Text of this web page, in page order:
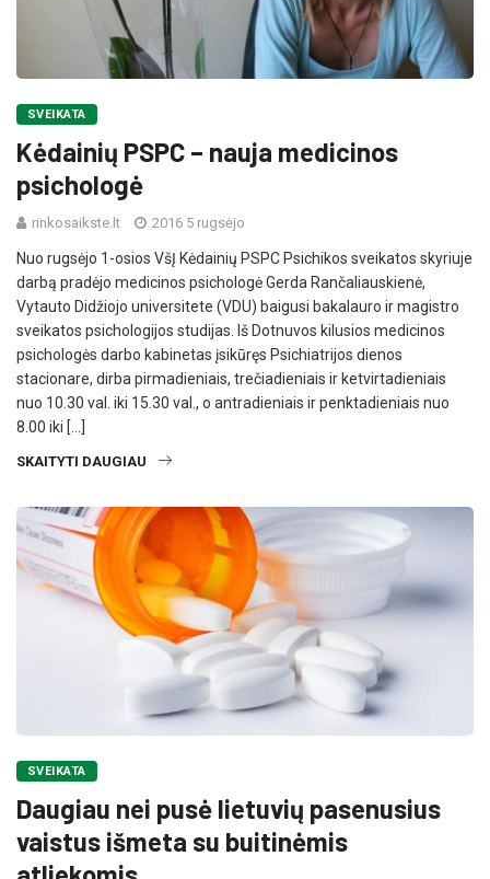
SVEIKATA
Kėdainių PSPC – nauja medicinos
psichologė
rinkosaikste.lt 2016 5 rugsėjo
Nuo rugsėjo 1-osios VšĮ Kėdainių PSPC Psichikos sveikatos skyriuje
darbą pradėjo medicinos psichologė Gerda Rančaliauskienė,
Vytauto Didžiojo universitete (VDU) baigusi bakalauro ir magistro
sveikatos psichologijos studijas. Iš Dotnuvos kilusios medicinos
psichologės darbo kabinetas įsikūręs Psichiatrijos dienos
stacionare, dirba pirmadieniais, trečiadieniais ir ketvirtadieniais
nuo 10.30 val. iki 15.30 val., o antradieniais ir penktadieniais nuo
8.00 iki […]
SKAITYTI DAUGIAU
SVEIKATA
Daugiau nei pusė lietuvių pasenusius
vaistus išmeta su buitinėmis